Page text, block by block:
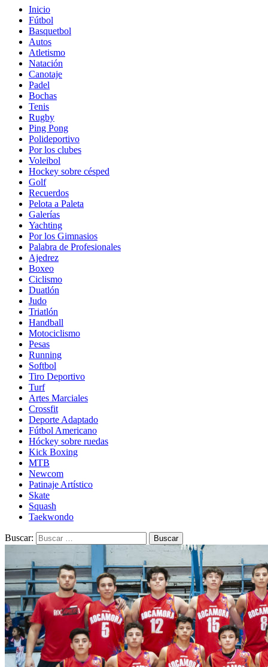
Inicio
Fútbol
Basquetbol
Autos
Atletismo
Natación
Canotaje
Padel
Bochas
Tenis
Rugby
Ping Pong
Polideportivo
Por los clubes
Voleibol
Hockey sobre césped
Golf
Recuerdos
Pelota a Paleta
Galerías
Yachting
Por los Gimnasios
Palabra de Profesionales
Ajedrez
Boxeo
Ciclismo
Duatlón
Judo
Triatlón
Handball
Motociclismo
Pesas
Running
Softbol
Tiro Deportivo
Turf
Artes Marciales
Crossfit
Deporte Adaptado
Fútbol Americano
Hóckey sobre ruedas
Kick Boxing
MTB
Newcom
Patinaje Artístico
Skate
Squash
Taekwondo
Buscar: